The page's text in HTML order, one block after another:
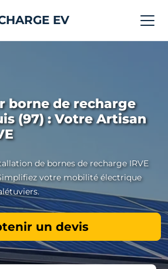
EV
borne de recharge
(97) : Votre Artisan
de bornes de recharge IRVE
votre mobilité électrique
un devis